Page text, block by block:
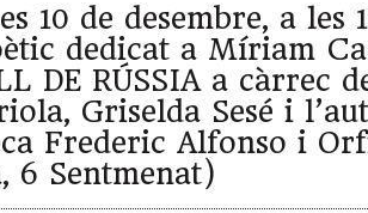
10 de desembre, a les
dedicat a Míriam
DE RÚSSIA a càrrec
Griselda Sesé i
Frederic Alfonso i
6 Sentmenat)